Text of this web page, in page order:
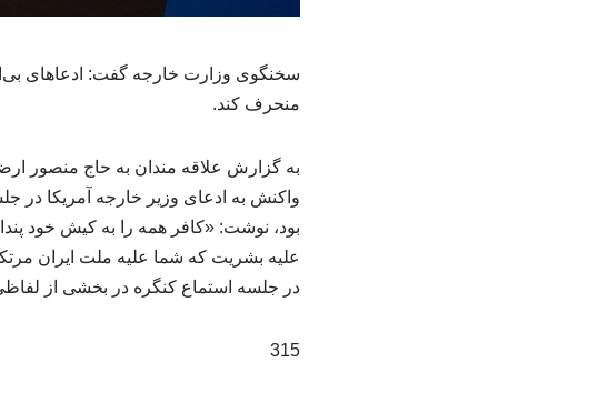
سخنگوی وزارت خارجه گفت: ادعاهای
منحرف کند.
به گزارش علاقه مندان به حاج منصور
واکنش به ادعای وزیر خارجه آمریکا در
بود، نوشت: «کافر همه را به کیش خود
علیه بشریت که شما علیه ملت ایران
در جلسه استماع کنگره در بخشی از
315